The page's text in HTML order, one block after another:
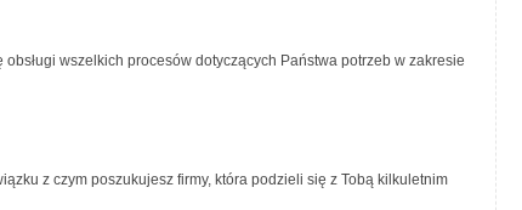
wszelkich procesów dotyczących Państwa potrzeb w zakresie
z czym poszukujesz firmy, która podzieli się z Tobą kilkuletnim